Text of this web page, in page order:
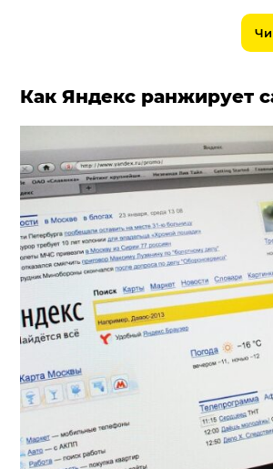
Как Яндекс ранжирует